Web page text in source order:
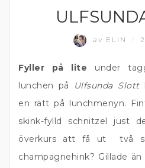
av ELIN
Fyller på lite under
lunchen på
Ulfsunda Slott
en rätt på lunchmenyn.
skink-fylld schnitzel just
överkurs att få ut två
champagnehink? Gillade